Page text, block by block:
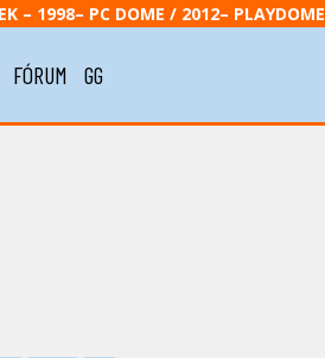
– 1998– PC DOME / 2012– PLAYDOME
FÓRUM GG